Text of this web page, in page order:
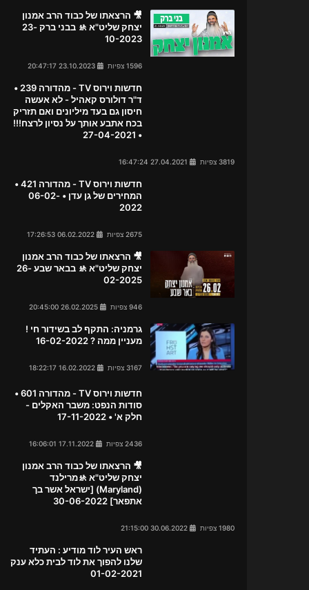
🎥 הרצאתו של כבוד הרב אמנון
יצחק שליט"א 🚸 בבני ברק 23-
10-2023
1596 צפיות
חדשות וירוס TV - מהדורה 239 •
ד"ר דולורס קאהיל - לא אעשה
חיסון גם בעד מיליונים ואם תזריק
בכח אתבע אותך על נסיון לרצח!!!
• 27-04-2021
3819 צפיות
חדשות וירוס TV - מהדורה 421 •
המחירים של גן עדן • 06-02-
2022
2675 צפיות
🎥 הרצאתו של כבוד הרב אמנון
יצחק שליט"א 🚸 בבאר שבע 26-
02-2025
946 צפיות
גרמניה: התקף לב בשידור חי !
מעניין ממה ? 16-02-2022
3167 צפיות
חדשות וירוס TV - מהדורה 601 •
סודות הנפט: משבר האקלים -
חלק א' • 17-11-2022
2436 צפיות
🎥 הרצאתו של כבוד הרב אמנון
יצחק שליט"א 🚸מרילנד
(Maryland) [ישראל אשר בך
אתפאר] 30-06-2022
1980 צפיות
ראש העיר לוד מודיע : העתיד
שלנו להפוך את לוד לבית כלא ענק
01-02-2021